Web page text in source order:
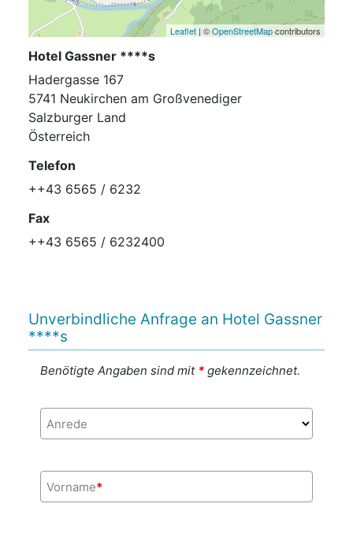
Leaflet | ©OpenStreetMapcontributors
Hotel Gassner ****s
Hadergasse 167
5741 Neukirchen am Großvenediger
Salzburger Land
Österreich
Telefon
++43 6565 / 6232
Fax
++43 6565 / 6232400
Unverbindliche Anfrage an Hotel Gassner
****s
Benötigte Angaben sind mit *gekennzeichnet.
Anrede
Vorname*